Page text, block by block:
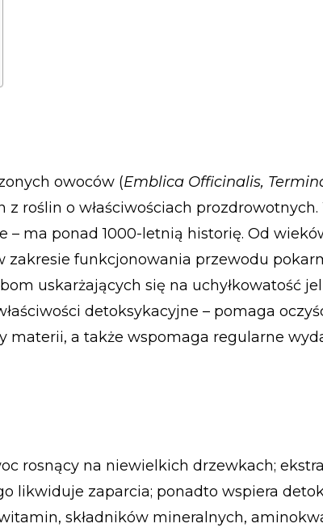
owoców (Emblica Officinalis,
z roślin o właściwościach
ma ponad 1000-letnią historię. Od
zakresie funkcjonowania przewodu
uskarżających się na uchyłkowatość
detoksykacyjne – pomaga
a także wspomaga regularne
rosnący na niewielkich drzewkach;
likwiduje zaparcia; ponadto wspiera
składników mineralnych,